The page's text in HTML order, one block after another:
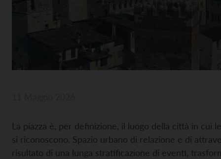
La piazza è, per definizione, il luogo della città in cui
si riconoscono. Spazio urbano di relazione e di
risultato di una lunga stratificazione di eventi,